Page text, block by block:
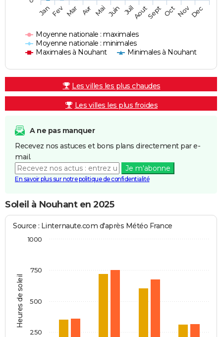
Moyenne nationale : maximales
Moyenne nationale : minimales
Maximales à Nouhant
Minimales à Nouhant
JanFev Mar Avr Mai Juin JuilAoutSept OctNovDec
Les villes les plus chaudes
Les villes les plus froides
A ne pas manquer
Recevez nos astuces et bons plans directement par e-
mail.
Je m'abonne
En savoir plus sur notre politique de confidentialité
Soleil à Nouhant en 2025
Heures de soleil
Source : Linternaute.com d'après Météo France
250
500
750
1000